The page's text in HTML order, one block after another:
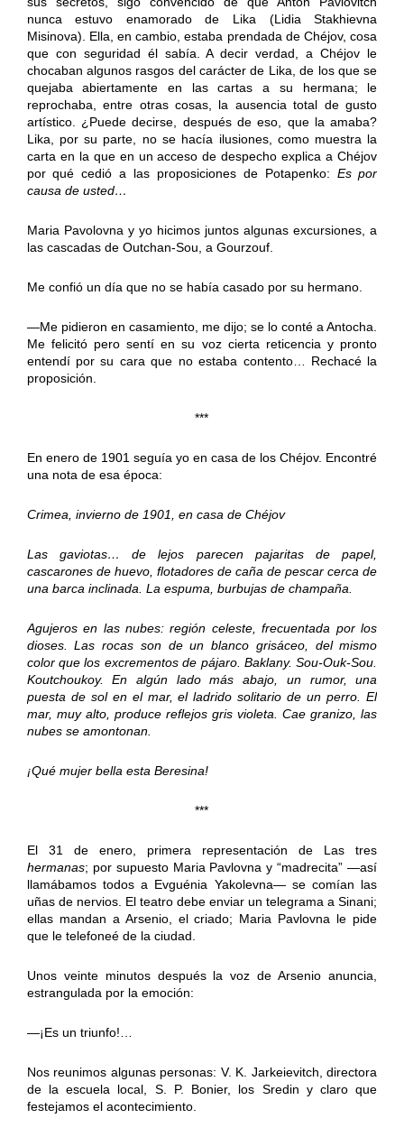
nunca estuvo enamorado de Lika (Lidia Stakhievna
Misinova). Ella, en cambio, estaba prendada de Chéjov, cosa
que con seguridad él sabía. A decir verdad, a Chéjov le
chocaban algunos rasgos del carácter de Lika, de los que se
quejaba abiertamente en las cartas a su hermana; le
reprochaba, entre otras cosas, la ausencia total de gusto
artístico. ¿Puede decirse, después de eso, que la amaba?
Lika, por su parte, no se hacía ilusiones, como muestra la
carta en la que en un acceso de despecho explica a Chéjov
por qué cedió a las proposiciones de Potapenko: Es por
causa de usted…
Maria Pavolovna y yo hicimos juntos algunas excursiones, a
las cascadas de Outchan-Sou, a Gourzouf.
Me confió un día que no se había casado por su hermano.
—Me pidieron en casamiento, me dijo; se lo conté a Antocha.
Me felicitó pero sentí en su voz cierta reticencia y pronto
entendí por su cara que no estaba contento… Rechacé la
proposición.
***
En enero de 1901 seguía yo en casa de los Chéjov. Encontré
una nota de esa época:
Crimea, invierno de 1901, en casa de Chéjov
Las gaviotas… de lejos parecen pajaritas de papel,
cascarones de huevo, flotadores de caña de pescar cerca de
una barca inclinada. La espuma, burbujas de champaña.
Agujeros en las nubes: región celeste, frecuentada por los
dioses. Las rocas son de un blanco grisáceo, del mismo
color que los excrementos de pájaro. Baklany. Sou-Ouk-Sou.
Koutchoukoy. En algún lado más abajo, un rumor, una
puesta de sol en el mar, el ladrido solitario de un perro. El
mar, muy alto, produce reflejos gris violeta. Cae granizo, las
nubes se amontonan.
¡Qué mujer bella esta Beresina!
***
El 31 de enero, primera representación de Las tres
hermanas; por supuesto Maria Pavlovna y “madrecita” —así
llamábamos todos a Evguénia Yakolevna— se comían las
uñas de nervios. El teatro debe enviar un telegrama a Sinani;
ellas mandan a Arsenio, el criado; Maria Pavlovna le pide
que le telefoneé de la ciudad.
Unos veinte minutos después la voz de Arsenio anuncia,
estrangulada por la emoción:
—¡Es un triunfo!…
Nos reunimos algunas personas: V. K. Jarkeievitch, directora
de la escuela local, S. P. Bonier, los Sredin y claro que
festejamos el acontecimiento.